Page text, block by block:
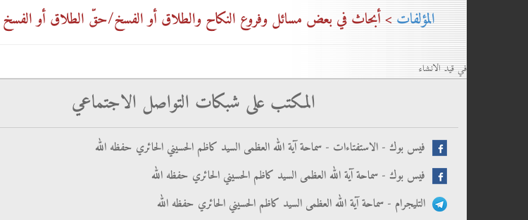
المؤلفات> أبحاث في بعض مسائل وفروع النكاح والطلاق أو الفسخ/حقّ الطلاق أو الفسخ في
في قيد الانشاء
المكتب على شبكات التواصل الاجتماعي
فيس بوك - الاستفتاءات - سماحة آية الله العظمى السيد كاظم الحسيني الحائري حفظه الله
فيس بوك - سماحة آية الله العظمى السيد كاظم الحسيني الحائري حفظه الله
التليجرام - سماحة آية الله العظمى السيد كاظم الحسيني الحائري حفظه الله